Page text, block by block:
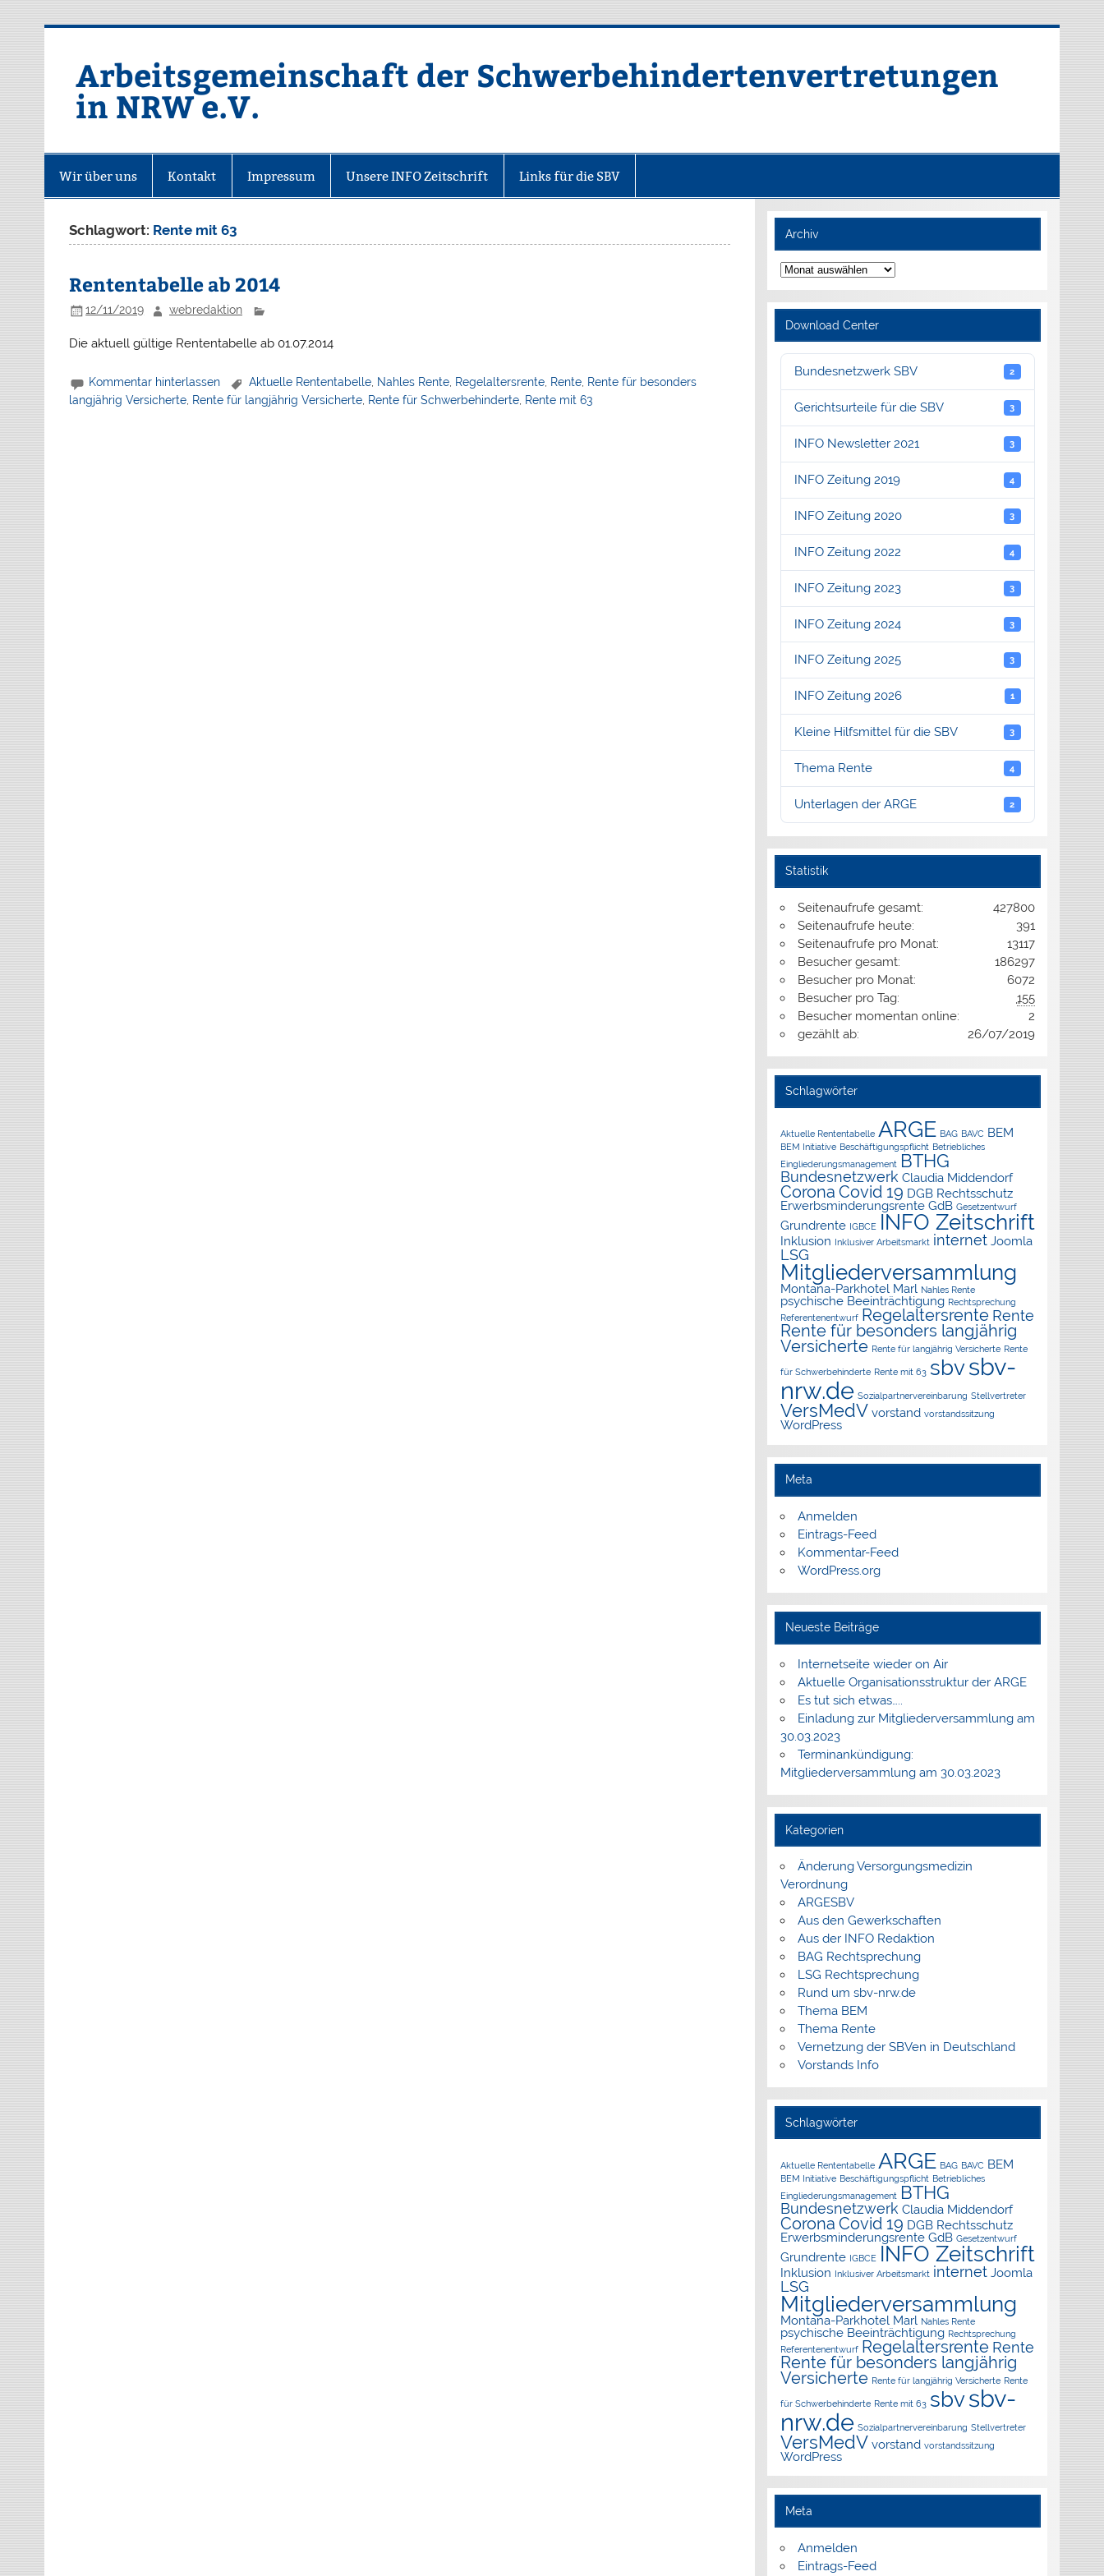
Arbeitsgemeinschaft der Schwerbehindertenvertretungen
in NRW e.V.
Wir über uns Kontakt Impressum Unsere INFO Zeitschrift Links für die SBV
Schlagwort: Rente mit 63
Rententabelle ab 2014
12/11/2019 webredaktion
Die aktuell gültige Rententabelle ab 01.07.2014
Kommentar hinterlassen Aktuelle Rententabelle, Nahles Rente, Regelaltersrente, Rente, Rente für besonders
langjährig Versicherte Rente für langjährig Versicherte Rente für Schwerbehinderte Rente mit 63
Archiv
Archiv
Download Center
Bundesnetzwerk SBV 2
Gerichtsurteile für die SBV 3
INFO Newsletter 2021 3
INFO Zeitung 2019 4
INFO Zeitung 2020 3
INFO Zeitung 2022 4
INFO Zeitung 2023 3
INFO Zeitung 2024 3
INFO Zeitung 2025 3
INFO Zeitung 2026 1
Kleine Hilfsmittel für die SBV 3
Thema Rente 4
Unterlagen der ARGE 2
Statistik
427800
Seitenaufrufe gesamt:
391
Seitenaufrufe heute:
13117
Seitenaufrufe pro Monat:
186297
Besucher gesamt:
6072
Besucher pro Monat:
155
Besucher pro Tag:
2
Besucher momentan online:
26/07/2019
gezählt ab:
Schlagwörter
Aktuelle Rententabelle ARGE BAG BAVC BEM
BEM Initiative Beschäftigungspflicht Betriebliches
Eingliederungsmanagement
BTHG
Bundesnetzwerk Claudia Middendorf
Corona Covid 19 DGB Rechtsschutz
Erwerbsminderungsrente GdB Gesetzentwurf
Grundrente IGBCE INFO Zeitschrift
Inklusion Inklusiver Arbeitsmarkt internet Joomla
LSG
Mitgliederversammlung
Montana-Parkhotel Marl Nahles Rente
psychische Beeinträchtigung Rechtsprechung
Referentenentwurf Regelaltersrente Rente
Rente für besonders langjährig
Versicherte Rente für langjährig Versicherte Rente
für Schwerbehinderte Rente mit 63 sbvsbv-
nrw.de Sozialpartnervereinbarung Stellvertreter
VersMedV vorstand vorstandssitzung
WordPress
Meta
Anmelden
Eintrags-Feed
Kommentar-Feed
WordPress.org
Neueste Beiträge
Internetseite wieder on Air
Aktuelle Organisationsstruktur der ARGE
Es tut sich etwas…..
Einladung zur Mitgliederversammlung am
30.03.2023
Terminankündigung:
Mitgliederversammlung am 30.03.2023
Kategorien
Änderung Versorgungsmedizin
Verordnung
ARGESBV
Aus den Gewerkschaften
Aus der INFO Redaktion
BAG Rechtsprechung
LSG Rechtsprechung
Rund um sbv-nrw.de
Thema BEM
Thema Rente
Vernetzung der SBVen in Deutschland
Vorstands Info
Schlagwörter
Aktuelle Rententabelle ARGE BAG BAVC BEM
BEM Initiative Beschäftigungspflicht Betriebliches
Eingliederungsmanagement BTHG
Bundesnetzwerk Claudia Middendorf
Corona Covid 19 DGB Rechtsschutz
Erwerbsminderungsrente GdB Gesetzentwurf
Grundrente IGBCE INFO Zeitschrift
Inklusion Inklusiver Arbeitsmarkt internet Joomla
LSG
Mitgliederversammlung
Montana-Parkhotel Marl Nahles Rente
psychische Beeinträchtigung Rechtsprechung
Referentenentwurf Regelaltersrente Rente
Rente für besonders langjährig
Versicherte Rente für langjährig Versicherte Rente
für Schwerbehinderte Rente mit 63 sbvsbv-
nrw.de Sozialpartnervereinbarung Stellvertreter
VersMedV vorstand vorstandssitzung
WordPress
Meta
Anmelden
Eintrags-Feed